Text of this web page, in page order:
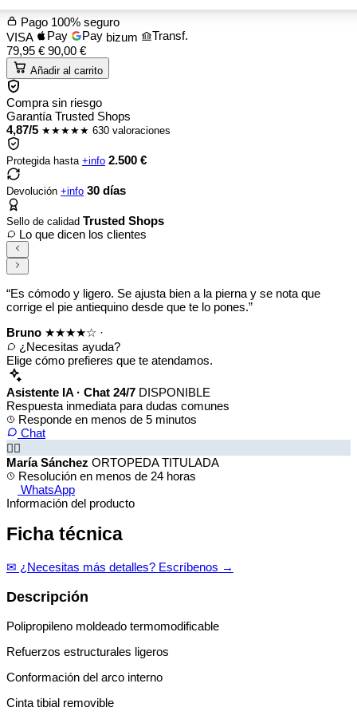
Pago 100% seguro
VISA
Pay Pay bizum
Transf.
79,95 € 90,00 €
Añadir al carrito
Compra sin riesgo
Garantía Trusted Shops
4,87/5 ★★★★★ 630 valoraciones
Protegida hasta +info 2.500 €
Devolución +info 30 días
Sello de calidad Trusted Shops
Lo que dicen los clientes
“Es cómodo y ligero. Se ajusta bien a la pierna y se nota que
corrige el pie antiequino desde que te lo pones.”
Bruno ★★★★☆ ·
¿Necesitas ayuda?
Elige cómo prefieres que te atendamos.
Asistente IA · Chat 24/7 DISPONIBLE
Respuesta inmediata para dudas comunes
Responde en menos de 5 minutos
Chat
👩‍⚕️
María Sánchez ORTOPEDA TITULADA
Resolución en menos de 24 horas
WhatsApp
Información del producto
Ficha técnica
✉ ¿Necesitas más detalles? Escríbenos →
Descripción
Polipropileno moldeado termomodificable
Refuerzos estructurales ligeros
Conformación del arco interno
Cinta tibial removible